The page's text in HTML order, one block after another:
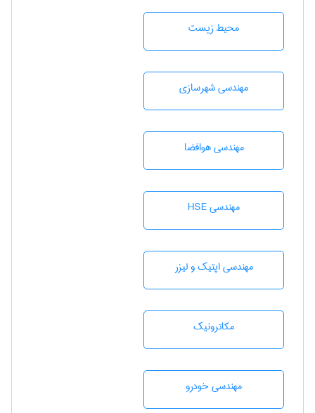
محيط زيست
مهندسی شهرسازی
مهندسی هوافضا
مهندسی HSE
مهندسی اپتیک و لیزر
مکاترونیک
مهندسی خودرو